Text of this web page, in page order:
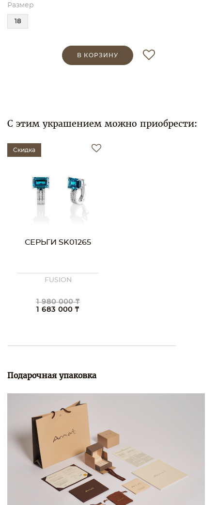
Размер
18
В КОРЗИНУ
С этим украшением можно приобрести:
Скидка
СЕРЬГИ SK01265
FUSION
1 980 000 ₸
1 683 000 ₸
Подарочная упаковка